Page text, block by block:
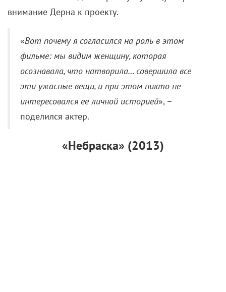
эти ужасные вещи, и при этом никто не
поделился актер.
«Небраска» (2013)